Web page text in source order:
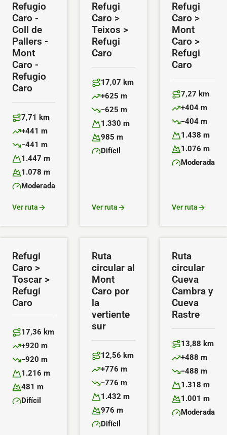
Refugio
Caro -
Coll de
Pallers -
Mont
Caro -
Refugio
Caro
Distancia:
7,71 km
Desnivel positivo:
+441 m
Desnivel negativo:
−441 m
Altitud máxima:
1.447 m
Altitud mínima:
1.078 m
Dificultad:
Moderada
Ver ruta
Refugi
Caro >
Teixos >
Refugi
Caro
Distancia:
17,07 km
Desnivel positivo:
+625 m
Desnivel negativo:
−625 m
Altitud máxima:
1.330 m
Altitud mínima:
985 m
Dificultad:
Difícil
Ver ruta
Refugi
Caro >
Mont
Caro >
Refugi
Caro
Distancia:
7,27 km
Desnivel
+404 m
Desnivel
−404 m
Altitud máxima:
1.438 m
Altitud mínima:
1.076 m
Dificultad:
Moderada
Ver ruta
Refugi
Caro >
Toscar >
Refugi
Caro
Distancia:
17,36 km
Desnivel positivo:
+920 m
Desnivel negativo:
−920 m
Altitud máxima:
1.216 m
Altitud mínima:
481 m
Dificultad:
Difícil
Ruta
circular al
Mont
Caro por
la
vertiente
sur
Distancia:
12,56 km
Desnivel positivo:
+776 m
Desnivel negativo:
−776 m
Altitud máxima:
1.432 m
Altitud mínima:
976 m
Dificultad:
Difícil
Ruta
circular
Cueva
Cambra y
Cueva
Rastre
Distancia:
13,88 km
Desnivel
+488 m
Desnivel
−488 m
Altitud máxima:
1.318 m
Altitud mínima:
1.001 m
Dificultad:
Moderada